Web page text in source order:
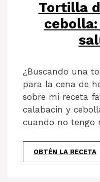
Tortilla
cebolla:
¿Buscando una
para la cena de
sobre mi receta
calabacin y
cuando no tengo
OBTÉN LA RECETA